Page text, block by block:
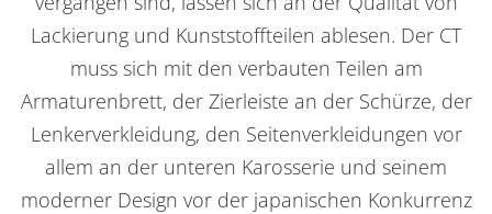
Lackierung und Kunststoffteilen ablesen. Der CT
muss sich mit den verbauten Teilen am
Armaturenbrett, der Zierleiste an der Schürze, der
Lenkerverkleidung, den Seitenverkleidungen vor
allem an der unteren Karosserie und seinem
moderner Design vor der japanischen Konkurrenz